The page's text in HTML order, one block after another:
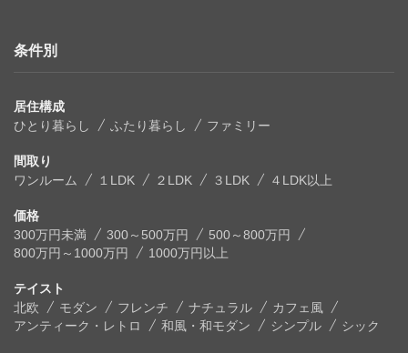
条件別
居住構成
ひとり暮らし
ふたり暮らし ファミリー
間取り
ワンルーム
１LDK ２LDK ３LDK ４LDK以上
価格
300万円未満
300～500万円
500～800万円
800万円～1000万円
1000万円以上
テイスト
北欧
モダン フレンチ ナチュラル
カフェ風
アンティーク・レトロ
和風・和モダン シンプル シック